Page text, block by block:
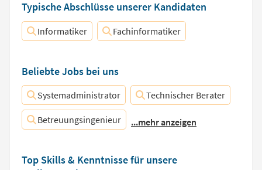
Typische Abschlüsse unserer Kandidaten
Informatiker Fachinformatiker
Beliebte Jobs bei uns
Systemadministrator Technischer Berater
Betreuungsingenieur ...mehr anzeigen
Top Skills & Kenntnisse für unsere